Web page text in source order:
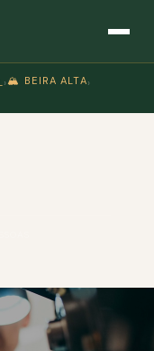
›🏔️ BEIRA ALTA›